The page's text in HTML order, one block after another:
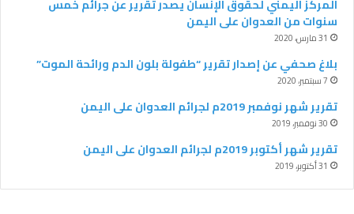
المركز اليمني لحقوق الإنسان يصدر تقرير عن جرائم خمس
سنوات من العدوان على اليمن
31 مارس، 2020
بلاغ صحفي عن إصدار تقرير “طفولة بلون الدم ورائحة الموت”
7 سبتمبر، 2020
‫تقرير شهر نوفمبر 2019م لجرائم العدوان على اليمن
30 نوفمبر، 2019
تقرير شهر أكتوبر 2019م لجرائم العدوان على اليمن
31 أكتوبر، 2019